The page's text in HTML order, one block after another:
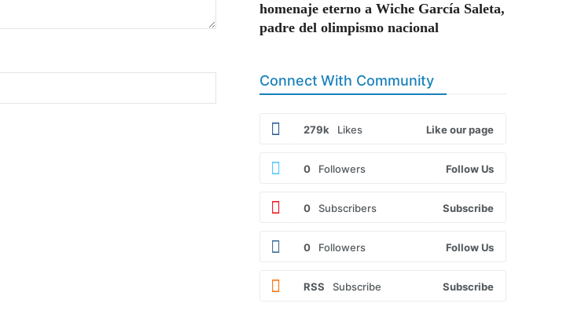
homenaje eterno a Wiche García Saleta,
padre del olimpismo nacional
Connect With Community
279k Likes Like our page
0 Followers Follow Us
0 Subscribers Subscribe
0 Followers Follow Us
RSS Subscribe Subscribe